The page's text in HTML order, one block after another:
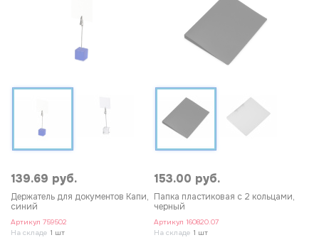
139.69 руб.
Держатель для документов Капи,
синий
Артикул 759502
На складе 1 шт
153.00 руб.
Папка пластиковая с 2 кольцами,
черный
Артикул 160820.07
На складе 1 шт